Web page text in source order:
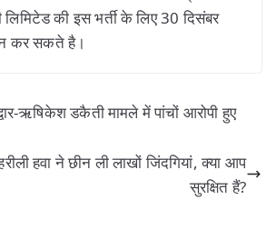
लिमिटेड की इस भर्ती के लिए 30 दिसंबर
कर सकते है।
ऋषिकेश डकैती मामले में पांचों आरोपी हुए
हवा ने छीन ली लाखों जिंदगियां, क्या आप
सुरक्षित हैं?